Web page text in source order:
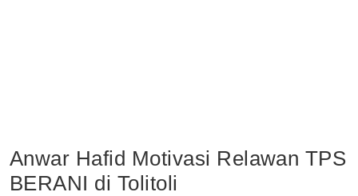
Anwar Hafid Motivasi Relawan TPS
BERANI di Tolitoli